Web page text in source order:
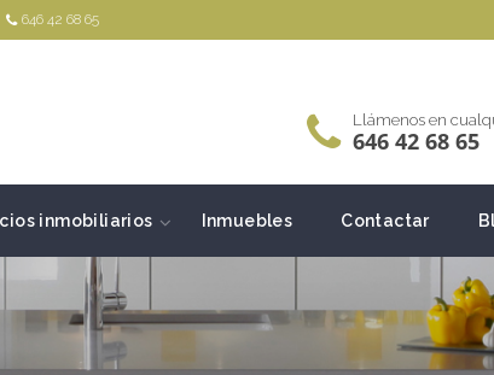
646 42 68 65
Llámenos en
646 42 68 65
inmobiliarios Inmuebles Contactar